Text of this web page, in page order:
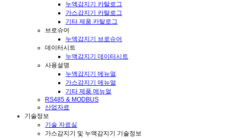
누액감지기 카탈로그
가스감지기 카탈로그
기타 제품 카탈로그
브로슈어
누액감지기 브로슈어
데이터시트
누액감지기 데이터시트
사용설명
누액감지기 메뉴얼
가스감지기 메뉴얼
기타 제품 메뉴얼
RS485 & MODBUS
산업자료
기술정보
기술 자료실
가스감지기 및 누액감지기 기술정보